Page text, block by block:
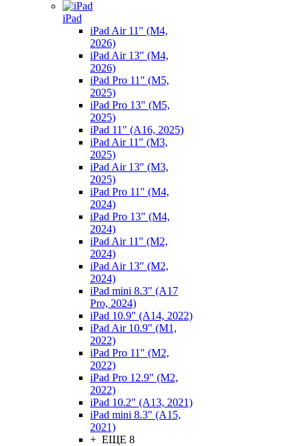
iPad
iPad Air 11" (M4,
2026)
iPad Air 13" (M4,
2026)
iPad Pro 11" (M5,
2025)
iPad Pro 13" (M5,
2025)
iPad 11" (A16, 2025)
iPad Air 11" (M3,
2025)
iPad Air 13" (M3,
2025)
iPad Pro 11" (M4,
2024)
iPad Pro 13" (M4,
2024)
iPad Air 11" (M2,
2024)
iPad Air 13" (M2,
2024)
iPad mini 8.3" (A17
Pro, 2024)
iPad 10.9" (A14, 2022)
iPad Air 10.9" (M1,
2022)
iPad Pro 11" (M2,
2022)
iPad Pro 12.9" (M2,
2022)
iPad 10.2" (A13, 2021)
iPad mini 8.3" (A15,
2021)
+ ЕЩЕ 8